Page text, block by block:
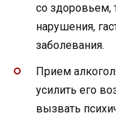
со здоровьем,
нарушения,
заболевания.
Прием
усилить его
вызвать